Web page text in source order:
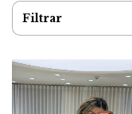
Filtrar